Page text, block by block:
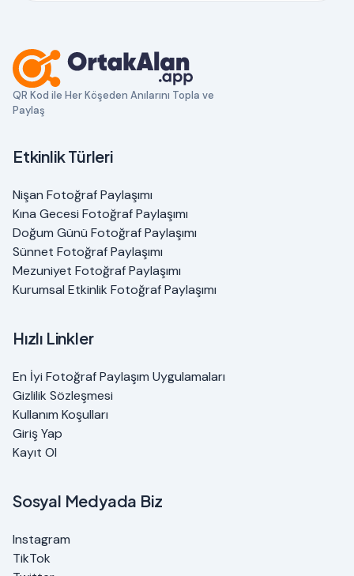
QR Kod ile Her Köşeden Anılarını Topla ve
Paylaş
Etkinlik Türleri
Nişan Fotoğraf Paylaşımı
Kına Gecesi Fotoğraf Paylaşımı
Doğum Günü Fotoğraf Paylaşımı
Sünnet Fotoğraf Paylaşımı
Mezuniyet Fotoğraf Paylaşımı
Kurumsal Etkinlik Fotoğraf Paylaşımı
Hızlı Linkler
En İyi Fotoğraf Paylaşım Uygulamaları
Gizlilik Sözleşmesi
Kullanım Koşulları
Giriş Yap
Kayıt Ol
Sosyal Medyada Biz
Instagram
TikTok